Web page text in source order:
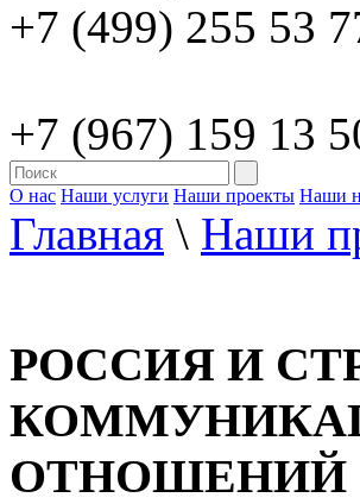
+7 (499) 255 53
+7 (967) 159 13
О нас Наши услуги Наши проекты Наши
Главная \ Наши
РОССИЯ И
ОТНОШЕНИЙ